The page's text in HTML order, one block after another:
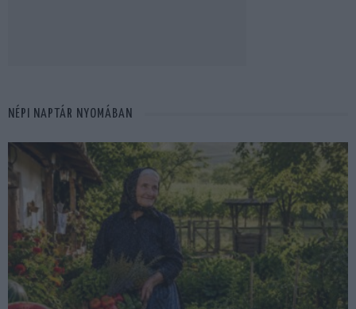
NÉPI NAPTÁR NYOMÁBAN